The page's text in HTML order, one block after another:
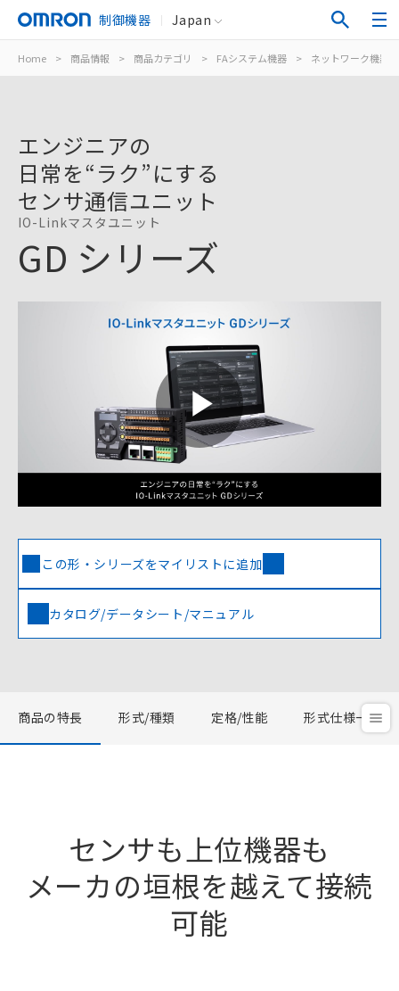
制御機器 Japan
Home > 商品情報 > 商品カテゴリ > FAシステム機器 > ネットワーク機器
エンジニアの
日常を“ラク”にする
センサ通信ユニット
IO-Linkマスタユニット
GD シリーズ
Play
Video
この形・シリーズをマイリストに追加
カタログ/データシート/マニュアル
商品の特長 形式/種類 定格/性能 形式仕様一覧
センサも上位機器も
メーカの垣根を越えて接続
可能